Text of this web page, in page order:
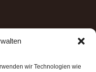
wir Technologien wie